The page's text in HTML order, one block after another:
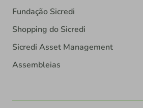
Fundação Sicredi
Shopping do Sicredi
Sicredi Asset Management
Assembleias